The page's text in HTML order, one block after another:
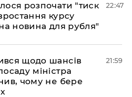
розпочати "тиск
курсу
новина для рубля"
22:47
щодо шансів
міністра
чому не бере
21:59